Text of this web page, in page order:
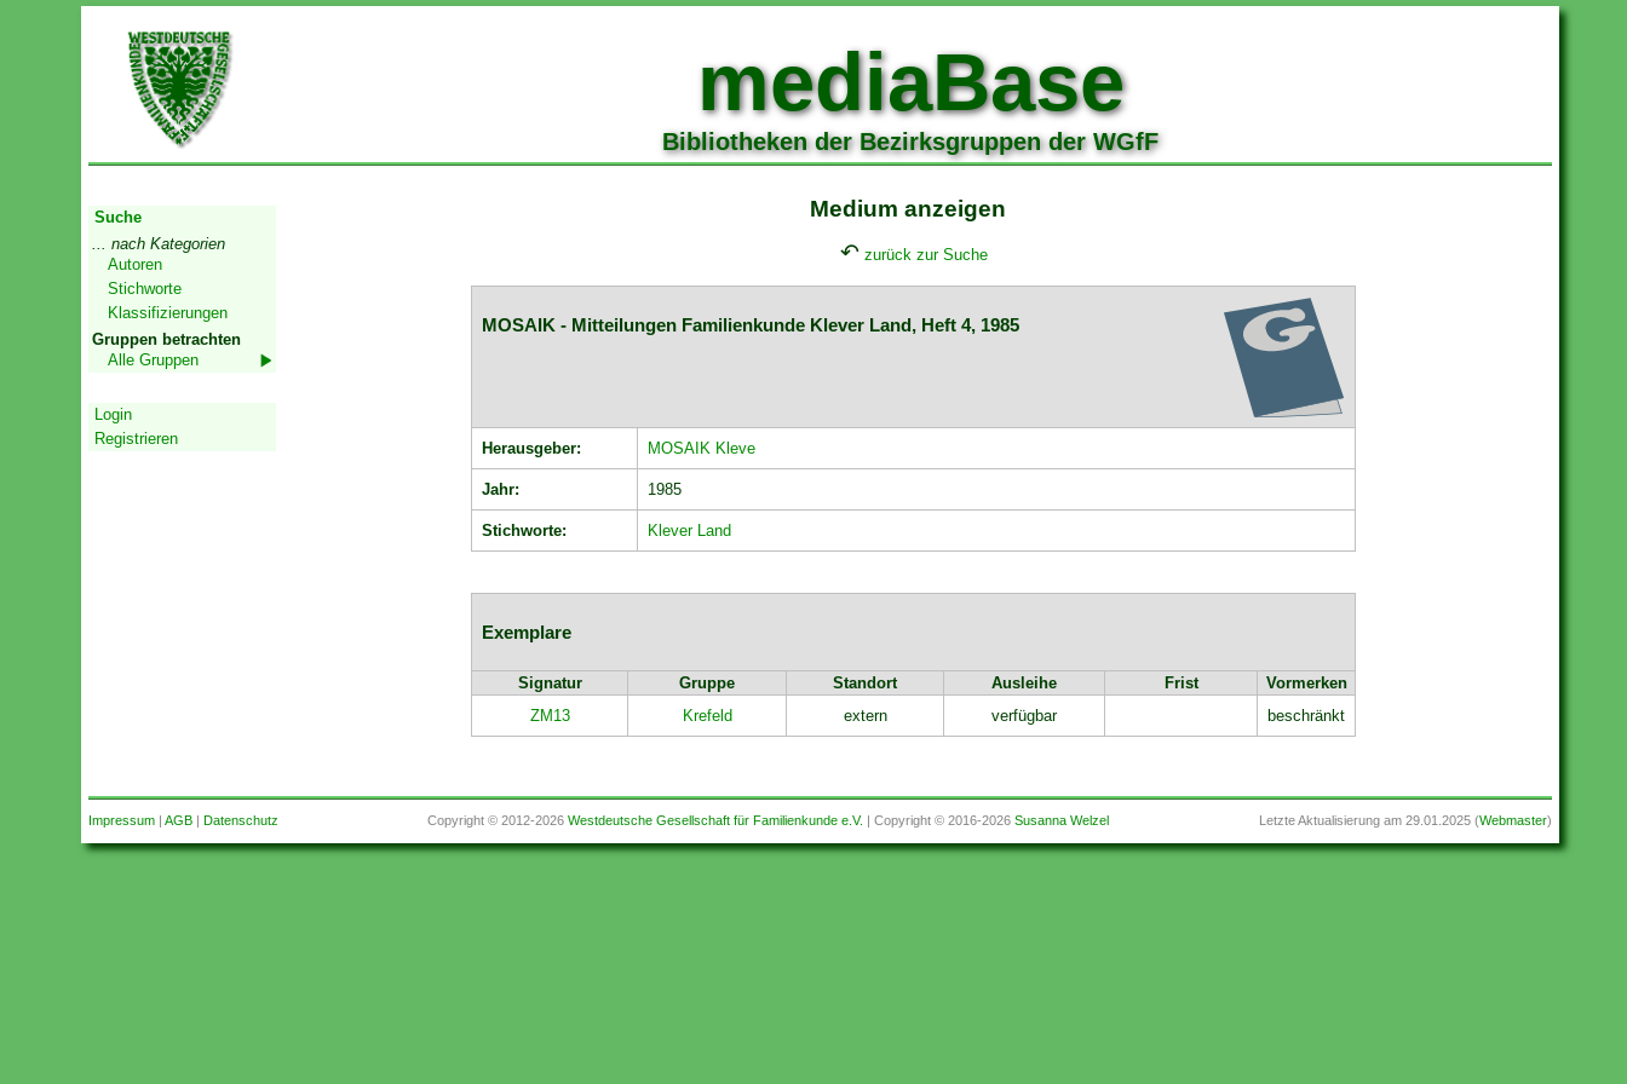
mediaBase
Bibliotheken der Bezirksgruppen der WGfF
Suche
... nach Kategorien
Autoren
Stichworte
Klassifizierungen
Gruppen betrachten
Alle Gruppen
Login
Registrieren
Medium anzeigen
↶ zurück zur Suche
MOSAIK - Mitteilungen Familienkunde Klever Land, Heft 4, 1985
Herausgeber: MOSAIK Kleve
Jahr: 1985
Stichworte: Klever Land
Exemplare
Signatur Gruppe Standort Ausleihe Frist
Vormerken
ZM13
Krefeld extern verfügbar beschränkt
Impressum| AGB| Datenschutz Letzte Aktualisierung am29.01.2025(Webmaster)
Copyright © 2012-2026Westdeutsche Gesellschaft für Familienkunde e.V. | Copyright © 2016-2026Susanna Welzel